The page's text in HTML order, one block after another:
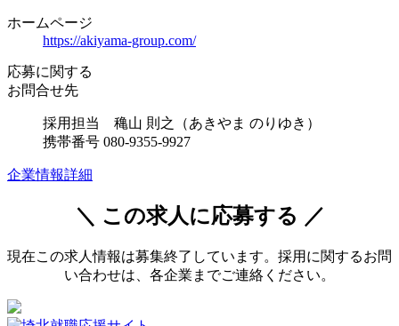
ホームページ
https://akiyama-group.com/
応募に関する
お問合せ先
採用担当 穐山 則之（あきやま のりゆき）
携帯番号 080-9355-9927
企業情報詳細
＼ この求人に応募する ／
現在この求人情報は募集終了しています。採用に関するお問
い合わせは、各企業までご連絡ください。